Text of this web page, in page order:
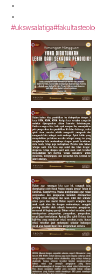
•
•
#ukswsalatiga